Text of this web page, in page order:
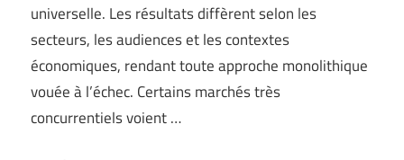
universelle. Les résultats diffèrent selon les
secteurs, les audiences et les contextes
économiques, rendant toute approche monolithique
vouée à l’échec. Certains marchés très
concurrentiels voient …